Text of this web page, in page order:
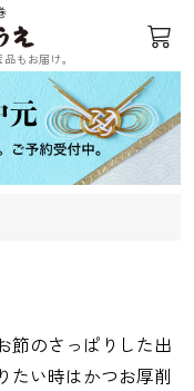
もお届け。
ログイン 会員登録
節のさっぱりした出
たい時はかつお厚削